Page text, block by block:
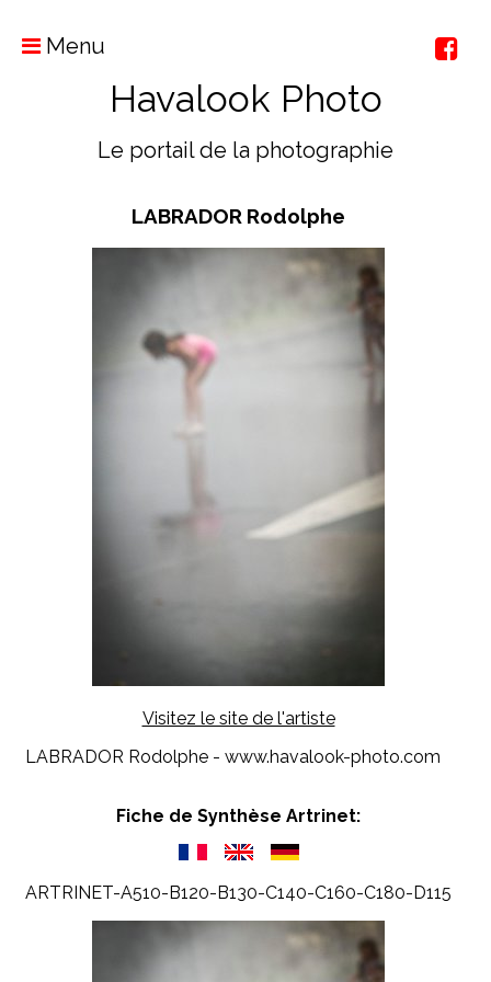
Menu
Havalook Photo
Le portail de la photographie
LABRADOR Rodolphe
Visitez le site de l'artiste
LABRADOR Rodolphe - www.havalook-photo.com
Fiche de Synthèse Artrinet:
ARTRINET-A510-B120-B130-C140-C160-C180-D115